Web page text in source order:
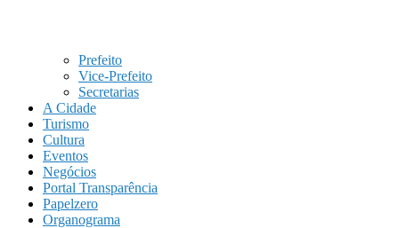
Prefeito
Vice-Prefeito
Secretarias
A Cidade
Turismo
Cultura
Eventos
Negócios
Portal Transparência
Papelzero
Organograma